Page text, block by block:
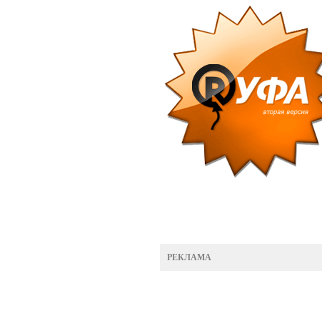
РЕКЛАМА